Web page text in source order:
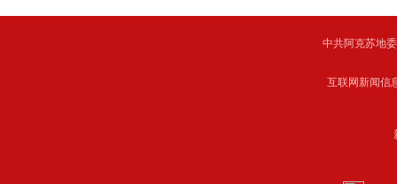
中共阿克苏地
互联网新闻